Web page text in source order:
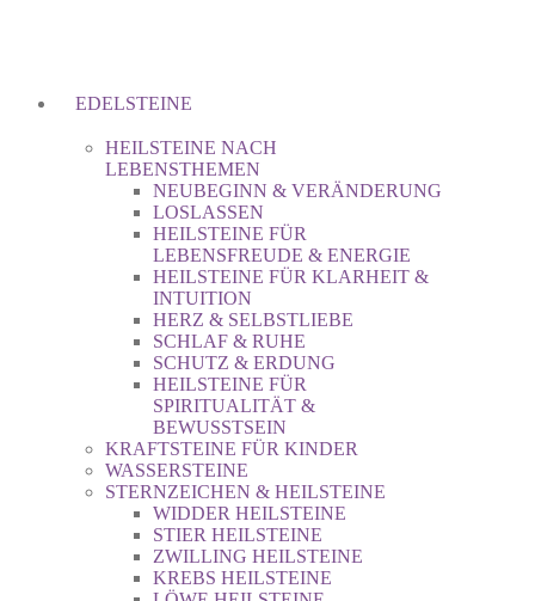
EDELSTEINE
HEILSTEINE NACH
LEBENSTHEMEN
NEUBEGINN & VERÄNDERUNG
LOSLASSEN
HEILSTEINE FÜR
LEBENSFREUDE & ENERGIE
HEILSTEINE FÜR KLARHEIT &
INTUITION
HERZ & SELBSTLIEBE
SCHLAF & RUHE
SCHUTZ & ERDUNG
HEILSTEINE FÜR
SPIRITUALITÄT &
BEWUSSTSEIN
KRAFTSTEINE FÜR KINDER
WASSERSTEINE
STERNZEICHEN & HEILSTEINE
WIDDER HEILSTEINE
STIER HEILSTEINE
ZWILLING HEILSTEINE
KREBS HEILSTEINE